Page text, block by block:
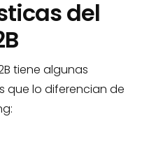
del
tiene algunas
que lo diferencian de